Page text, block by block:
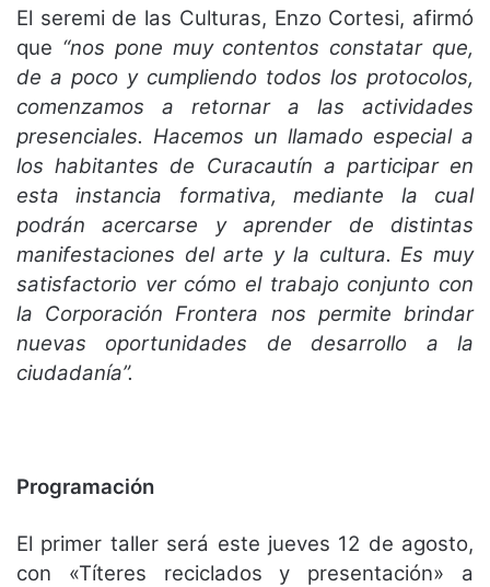
El seremi de las Culturas, Enzo Cortesi, afirmó
que “nos pone muy contentos constatar que,
de a poco y cumpliendo todos los protocolos,
comenzamos a retornar a las actividades
presenciales. Hacemos un llamado especial a
los habitantes de Curacautín a participar en
esta instancia formativa, mediante la cual
podrán acercarse y aprender de distintas
manifestaciones del arte y la cultura. Es muy
satisfactorio ver cómo el trabajo conjunto con
la Corporación Frontera nos permite brindar
nuevas oportunidades de desarrollo a la
ciudadanía”.
Programación
El primer taller será este jueves 12 de agosto,
con «Títeres reciclados y presentación» a